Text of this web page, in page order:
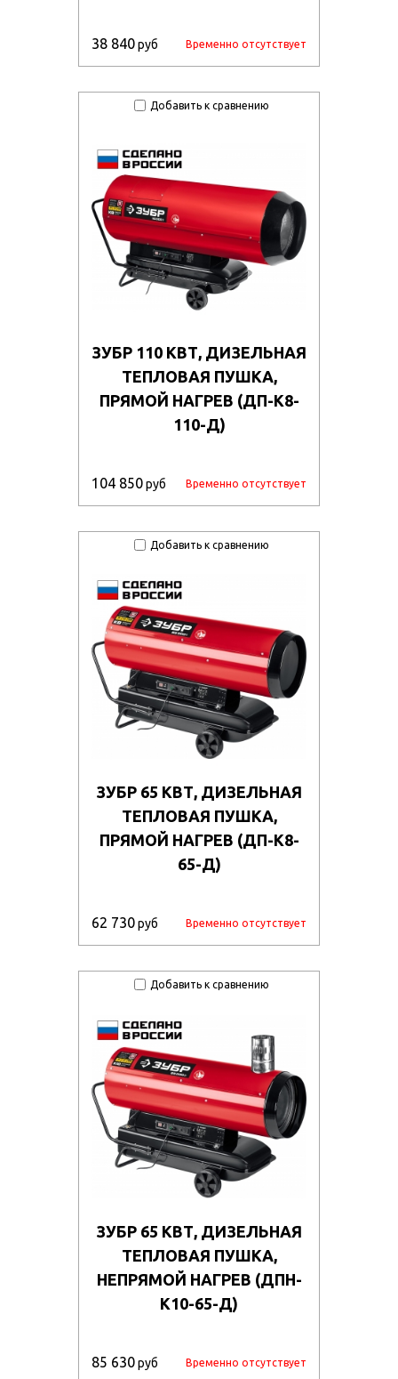
38 840руб Временно отсутствует
Добавить к сравнению
ЗУБР 110 КВТ, ДИЗЕЛЬНАЯ
ТЕПЛОВАЯ ПУШКА,
ПРЯМОЙ НАГРЕВ (ДП-К8-
110-Д)
104 850руб Временно отсутствует
Добавить к сравнению
ЗУБР 65 КВТ, ДИЗЕЛЬНАЯ
ТЕПЛОВАЯ ПУШКА,
ПРЯМОЙ НАГРЕВ (ДП-К8-
65-Д)
62 730руб Временно отсутствует
Добавить к сравнению
ЗУБР 65 КВТ, ДИЗЕЛЬНАЯ
ТЕПЛОВАЯ ПУШКА,
НЕПРЯМОЙ НАГРЕВ (ДПН-
К10-65-Д)
85 630руб Временно отсутствует